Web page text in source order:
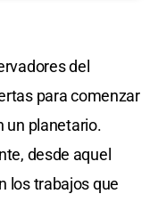
del
para comenzar
un planetario.
desde aquel
los trabajos que